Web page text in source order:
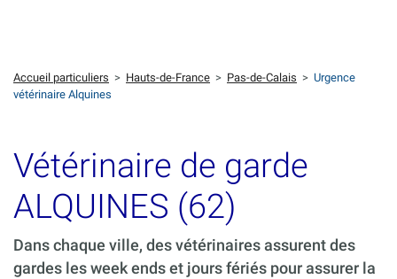
Accueil particuliers > Hauts-de-France > Pas-de-Calais > Urgence
vétérinaire Alquines
Vétérinaire de garde
ALQUINES (62)
Dans chaque ville, des vétérinaires assurent des
gardes les week ends et jours fériés pour assurer la